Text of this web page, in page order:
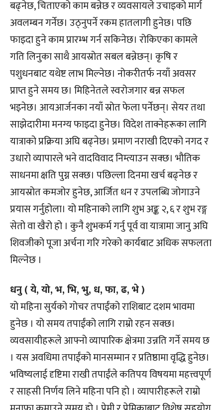
बढ्नेछ, चिताएको काम बन्नेछ र व्यवसायले उचाइको मार्ग
अवलम्बन गर्नेछ। उठ्नुपर्ने रकम हातलागी हुनेछ। पछि
फाइदा हुने काम प्रारम्भ गर्न सकिनेछ। रोकिएका कामले
गति लिनुका साथै आयस्रोत सबल बन्नेछन्। कृषि र
पशुधनबाट यथेष्ट लाभ मिल्नेछ। नोकरीतर्फ नयाँ अवसर
प्राप्त हुने समय छ। मिहिनेतले स्वरोजगार बन्न सफल
भइनेछ। आयआर्जनका नयाँ स्रोत फेला पर्नेछन्। सेयर तथा
साझेदारीमा मनग्य फाइदा हुनेछ। विदेश ताक्नेहरूका लागि
यात्राको प्रक्रिया अघि बढ्नेछ। प्रमाण नराखी दिएको नगद र
उधारो व्यापारले भने वादविवाद निम्त्याउन सक्छ। भौतिक
साधनमा क्षति पुग्न सक्छ। पछिल्ला दिनमा खर्च बढ्नेछ र
आयस्रोत कमजोर हुनेछ, आर्जित धन र उपलब्धि जोगाउने
प्रयास गर्नुहोला। यो महिनाको लागि शुभ अङ्क २, ६ र शुभ रङ्ग
सेतो वा खैरो हो । कुनै शुभकर्म गर्नु पूर्व वा यात्रामा जानु अघि
शिवजीको पूजा अर्चना गरि गरेको कार्यबाट अधिक सफलता
मिल्नेछ ।
धनु ( ये, यो, भ, भि, भु, ध, फा, ढ, भे )
यो महिना सुर्यको गोचर तपाईंको राशिबाट दशम भावमा
हुनेछ । यो समय तपाईंको लागि राम्रो रहन सक्छ।
व्यवसायीहरूले आफ्नो व्यापारिक क्षेत्रमा उन्नति गर्ने समय छ
। यस अवधिमा तपाईंको मानसम्मान र प्रतिष्ठामा वृद्धि हुनेछ।
भविष्यलाई दृष्टिमा राखी तपाईंले कतिपय विषयमा महत्त्वपूर्ण
र साहसी निर्णय लिने महिना पनि हो । व्यापारीहरूले राम्रो